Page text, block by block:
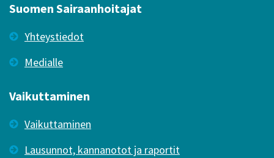
Suomen Sairaanhoitajat
Yhteystiedot
Medialle
Vaikuttaminen
Vaikuttaminen
Lausunnot, kannanotot ja raportit